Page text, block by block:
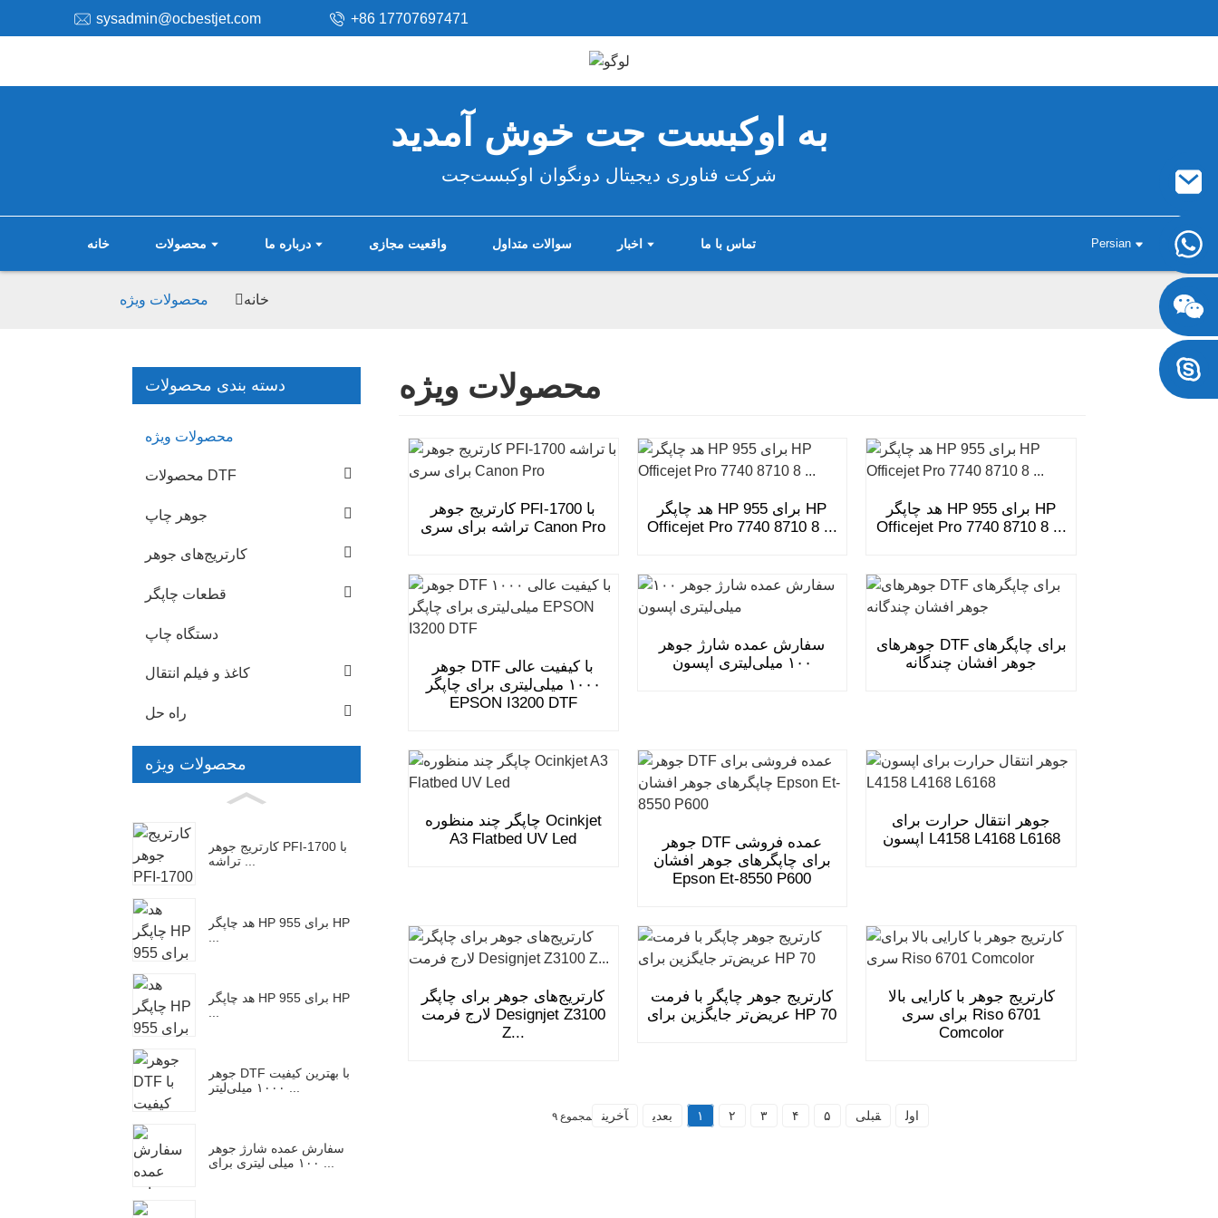
sysadmin@ocbestjet.com ‎+86 17707697471‎
به اوکبست جت خوش آمدید
شرکت فناوری دیجیتال دونگوان اوکبست‌جت
خانه محصولات درباره ما واقعیت مجازی سوالات متداول اخبار تماس با ما Persian
‎+8617707697471‎
خانه محصولات ویژه
دسته بندی محصولات
محصولات ویژه
محصولات DTF
جوهر چاپ
کارتریج‌های جوهر
قطعات چاپگر
دستگاه چاپ
کاغذ و فیلم انتقال
راه حل
محصولات ویژه
کارتریج جوهر PFI-1700 با
هد چاپگر HP 955 برای HP
هد چاپگر HP 955 برای HP
جوهر DTF با بهترین کیفیت
سفارش عمده شارژ جوهر
۱۰۰ میلی لیتری برای ...
محصولات ویژه
کارتریج جوهر PFI-1700 با
تراشه برای سری Canon Pro
هد چاپگر HP 955 برای HP
Officejet Pro 7740 8710 8 ...
هد چاپگر HP 955 برای HP
Officejet Pro 7740 8710 8 ...
جوهر DTF با کیفیت عالی
۱۰۰۰ میلی‌لیتری برای چاپگر
EPSON I3200 DTF
سفارش عمده شارژ جوهر
۱۰۰ میلی‌لیتری اپسون
جوهرهای DTF برای چاپگرهای
جوهر افشان چندگانه
چاپگر چند منظوره Ocinkjet
A3 Flatbed UV Led
جوهر DTF عمده فروشی
برای چاپگرهای جوهر افشان
Epson Et-8550 P600
جوهر انتقال حرارت برای
اپسون L4158 L4168 L6168
کارتریج‌های جوهر برای چاپگر
لارج فرمت Designjet Z3100
Z...
کارتریج جوهر چاپگر با فرمت
عریض‌تر جایگزین برای HP 70
کارتریج جوهر با کارایی بالا
برای سری Riso 6701
Comcolor
اول قبلی ۱ ۲ ۳ ۴ ۵ بعدی آخرین مجموع ۹